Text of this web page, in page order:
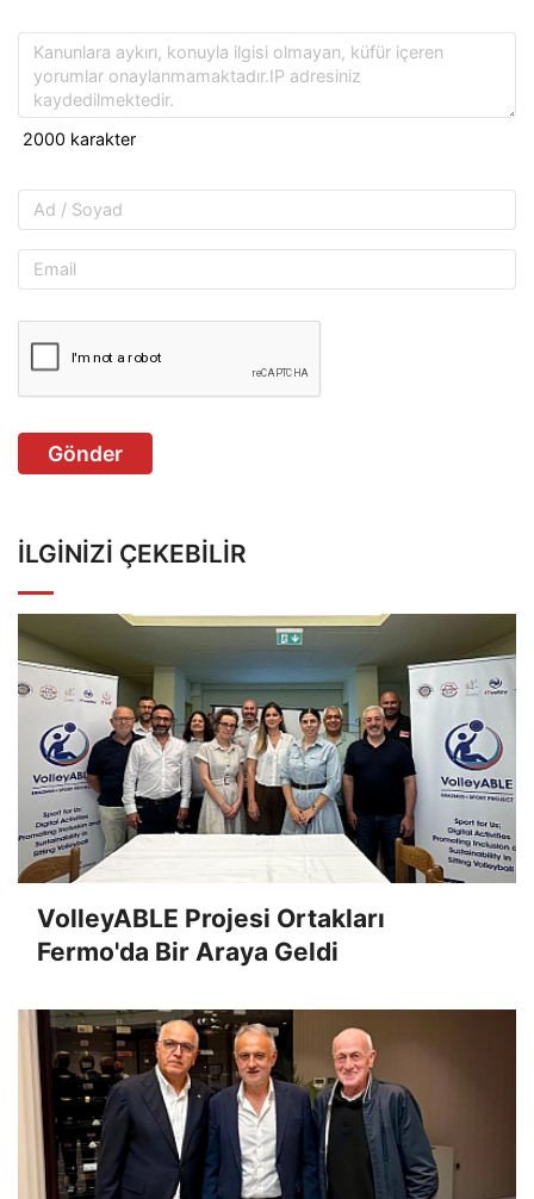
Gönder
İLGINIZI ÇEKEBILIR
VolleyABLE Projesi Ortakları
Fermo'da Bir Araya Geldi